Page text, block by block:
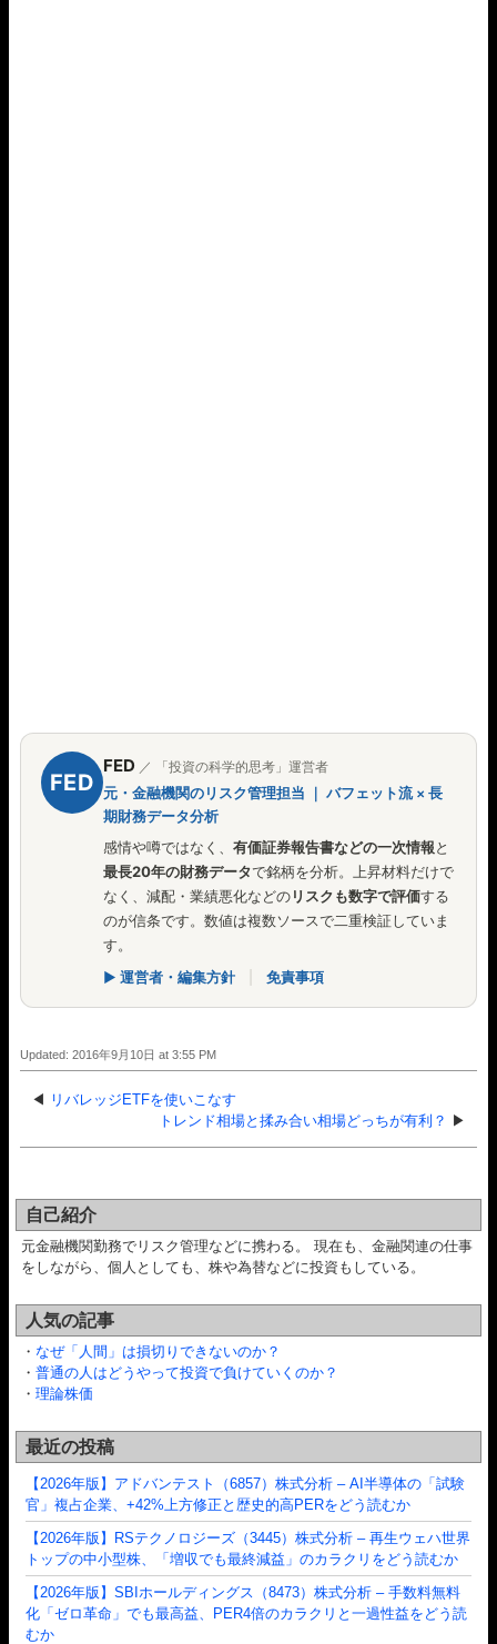
FED
FED ／ 「投資の科学的思考」運営者
元・金融機関のリスク管理担当 ｜ バフェット流 × 長
期財務データ分析
感情や噂ではなく、 有価証券報告書などの一次情報と
最長20年の財務データで銘柄を分析。上昇材料だけで
なく、減配・業績悪化などのリスクも数字で評価する
のが信条です。数値は複数ソースで二重検証していま
す。
▶ 運営者・編集方針 免責事項
Updated: 2016年9月10日 at 3:55 PM
◀ リバレッジETFを使いこなす
トレンド相場と揉み合い相場どっちが有利？ ▶
自己紹介
元金融機関勤務でリスク管理などに携わる。 現在も、金融関連の仕事
をしながら、個人としても、株や為替などに投資もしている。
人気の記事
・ なぜ「人間」は損切りできないのか？
・ 普通の人はどうやって投資で負けていくのか？
・ 理論株価
最近の投稿
【2026年版】アドバンテスト（6857）株式分析 – AI半導体の「試験
官」複占企業、+42%上方修正と歴史的高PERをどう読むか
【2026年版】RSテクノロジーズ（3445）株式分析 – 再生ウェハ世界
トップの中小型株、「増収でも最終減益」のカラクリをどう読むか
【2026年版】SBIホールディングス（8473）株式分析 – 手数料無料
化「ゼロ革命」でも最高益、PER4倍のカラクリと一過性益をどう読
むか